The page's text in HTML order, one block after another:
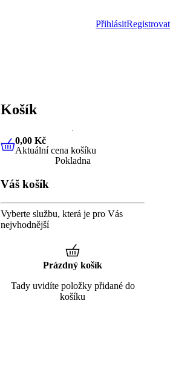
PřihlásitRegistrovat
Košík
0,00 KčAktuální cena košíku
0,00 Kč
Aktuální cena košíku
Pokladna
Váš košík
Vyberte službu, která je pro Vás
nejvhodnější
Prázdný košík
Tady uvidíte položky přidané do
košíku